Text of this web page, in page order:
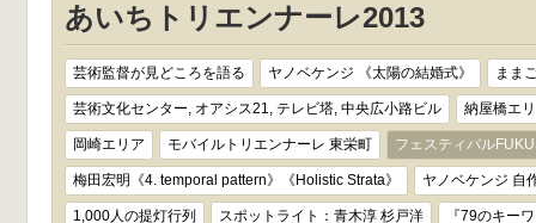
あいちトリエンナーレ2013
芸術監督が見どころを語る ヤノベケンジ 《太陽の結婚式》 まま
芸術文化センター, オアシス21, テレビ塔, 中央広小路ビル 納屋橋エ
岡崎エリア モバイルトリエンナーレ 東栄町 フェスティバル
梅田宏明《4. temporal pattern》《Holistic Strata》 ヤノベケンジ 自
1,000人の提灯行列 スポットライト：青木淳 杉戸洋 『79のキー